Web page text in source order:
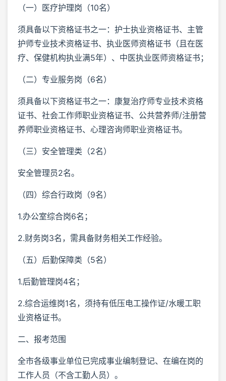
（一）医疗护理岗（10名）
须具备以下资格证书之一：护士执业资格证书、主管
护师专业技术资格证书、执业医师资格证书（且在医
疗、保健机构执业满5年）、中医执业医师资格证书；
（二）专业服务岗（6名）
须具备以下资格证书之一：康复治疗师专业技术资格
证书、社会工作师职业资格证书、公共营养师/注册营
养师职业资格证书、心理咨询师职业资格证书。
（三）安全管理类（2名）
安全管理员2名。
（四）综合行政岗（9名）
1.办公室综合岗6名；
2.财务岗3名，需具备财务相关工作经验。
（五）后勤保障类（5名）
1.后勤管理岗4名；
2.综合运维岗1名，须持有低压电工操作证/水暖工职
业资格证书。
二、报考范围
全市各级事业单位已完成事业编制登记、在编在岗的
工作人员（不含工勤人员）。